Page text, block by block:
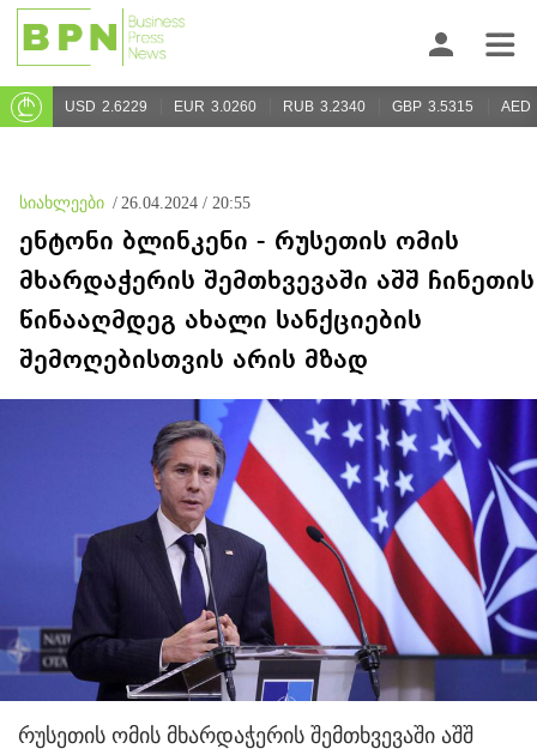
USD 2.6229 EUR 3.0260 RUB 3.2340 GBP 3.5315 AED
სიახლეები / 26.04.2024 / 20:55
ენტონი ბლინკენი - რუსეთის ომის
მხარდაჭერის შემთხვევაში აშშ ჩინეთის
წინააღმდეგ ახალი სანქციების
შემოღებისთვის არის მზად
რუსეთის ომის მხარდაჭერის შემთხვევაში აშშ